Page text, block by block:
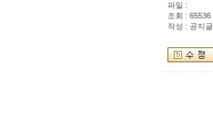
파일 :
조회 : 65536
작성 : 공지글